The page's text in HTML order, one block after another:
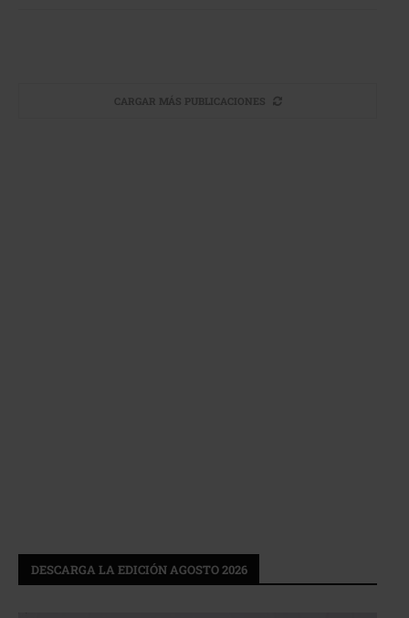
CARGAR MÁS PUBLICACIONES
DESCARGA LA EDICIÓN AGOSTO 2026